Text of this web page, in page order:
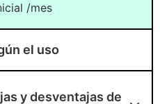
/mes
el uso
y desventajas de